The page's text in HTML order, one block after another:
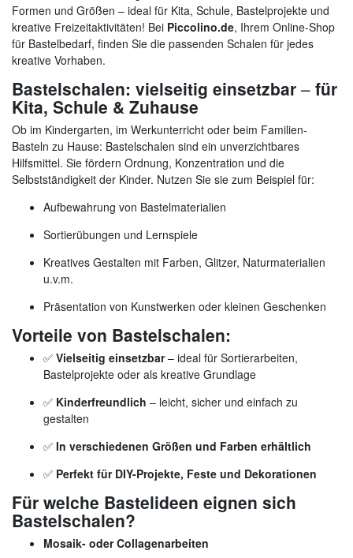
Formen und Größen – ideal für Kita, Schule, Bastelprojekte und
kreative Freizeitaktivitäten! Bei Piccolino.de, Ihrem Online-Shop
für Bastelbedarf, finden Sie die passenden Schalen für jedes
kreative Vorhaben.
Bastelschalen: vielseitig einsetzbar – für
Kita, Schule & Zuhause
Ob im Kindergarten, im Werkunterricht oder beim Familien-
Basteln zu Hause: Bastelschalen sind ein unverzichtbares
Hilfsmittel. Sie fördern Ordnung, Konzentration und die
Selbstständigkeit der Kinder. Nutzen Sie sie zum Beispiel für:
Aufbewahrung von Bastelmaterialien
Sortierübungen und Lernspiele
Kreatives Gestalten mit Farben, Glitzer, Naturmaterialien
u.v.m.
Präsentation von Kunstwerken oder kleinen Geschenken
Vorteile von Bastelschalen:
✅ Vielseitig einsetzbar– ideal für Sortierarbeiten,
Bastelprojekte oder als kreative Grundlage
✅ Kinderfreundlich – leicht, sicher und einfach zu
gestalten
✅ In verschiedenen Größen und Farben erhältlich
✅ Perfekt für DIY-Projekte, Feste und Dekorationen
Für welche Bastelideen eignen sich
Bastelschalen?
Mosaik- oder Collagenarbeiten